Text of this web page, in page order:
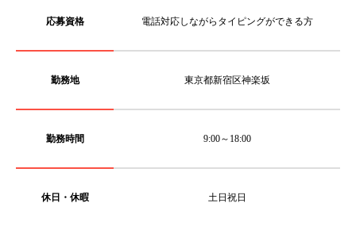
応募資格 電話対応しながらタイピングができる方
勤務地 東京都新宿区神楽坂
勤務時間 9:00～18:00
休日・休暇 土日祝日